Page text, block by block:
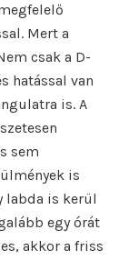
Mert a
csak a D-
hatással van
is. A
sem
is
labda is kerül
egy órát
akkor a friss